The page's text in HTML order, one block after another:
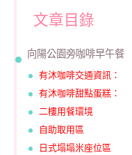
文章目錄
向陽公園旁咖啡早午餐
有沐咖啡交通資訊：
有沐咖啡甜點蛋糕：
二樓用餐環境
自助取用區
日式塌塌米座位區